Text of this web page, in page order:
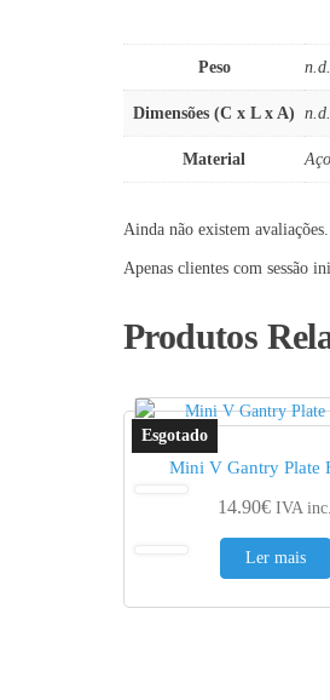
Peso n.d.
Dimensões (C x L x A) n.d.
Material
Ainda não existem avaliações.
Apenas clientes com sessão
Produtos
Mini V Gantry Plate
14.90€ IVA inc.
Ler mais